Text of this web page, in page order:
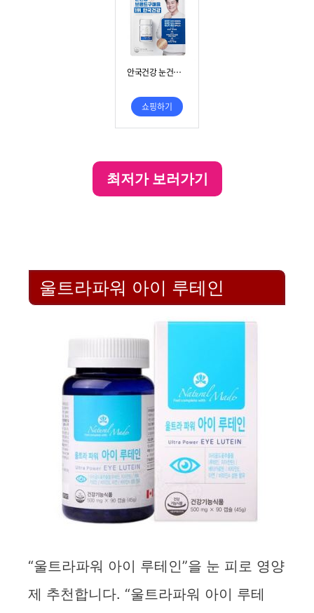
최저가 보러가기
울트라파워 아이 루테인
“울트라파워 아이 루테인”을 눈 피로 영양
제 추천합니다. “울트라파워 아이 루테